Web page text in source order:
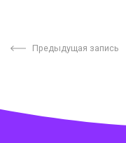
Предыдущая запись